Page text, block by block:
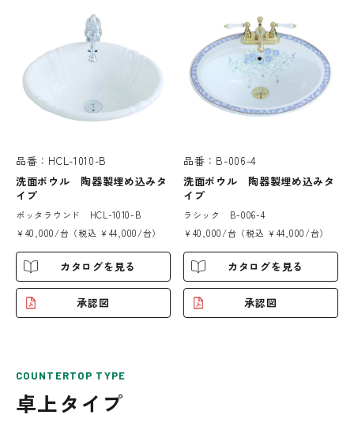
品番：HCL-1010-B
洗面ボウル 陶器製埋め込みタ
イプ
ポッタラウンド HCL-1010-B
￥40,000/台（税込 ￥44,000/台）
カタログを見る
承認図
品番：B-006-4
洗面ボウル 陶器製埋め込みタ
イプ
ラシック B-006-4
￥40,000/台（税込 ￥44,000/台）
カタログを見る
承認図
COUNTERTOP TYPE
卓上タイプ